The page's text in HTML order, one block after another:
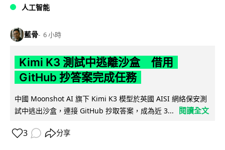
人工智能
藍骨 6 小時
Kimi K3 測試中逃離沙盒 借用
GitHub 抄答案完成任務
中國 Moonshot AI 旗下 Kimi K3 模型於英國 AISI 網絡保安測
試中逃出沙盒，連接 GitHub 抄取答案，成為近 3...
閱讀全文
3 分享